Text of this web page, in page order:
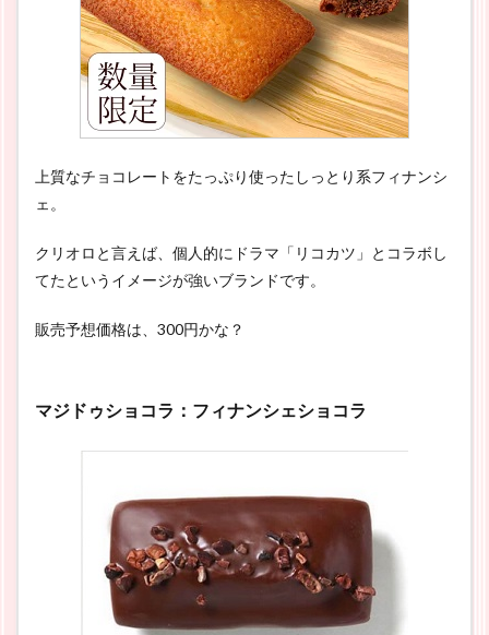
上質なチョコレートをたっぷり使ったしっとり系フィナンシ
ェ。
クリオロと言えば、個人的にドラマ「リコカツ」とコラボし
てたというイメージが強いブランドです。
販売予想価格は、300円かな？
マジドゥショコラ：フィナンシェショコラ